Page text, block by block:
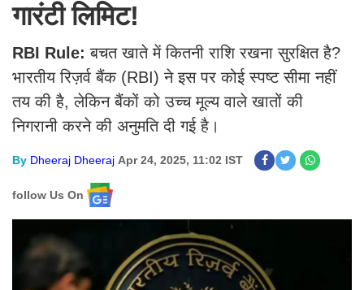
गारंटी लिमिट!
RBI Rule:बचत खाते में कितनी राशि रखना सुरक्षित है?
भारतीय रिज़र्व बैंक (RBI) ने इस पर कोई स्पष्ट सीमा नहीं
तय की है, लेकिन बैंकों को उच्च मूल्य वाले खातों की
निगरानी करने की अनुमति दी गई है।
By Dheeraj Dheeraj Apr 24, 2025, 11:02 IST
follow Us On